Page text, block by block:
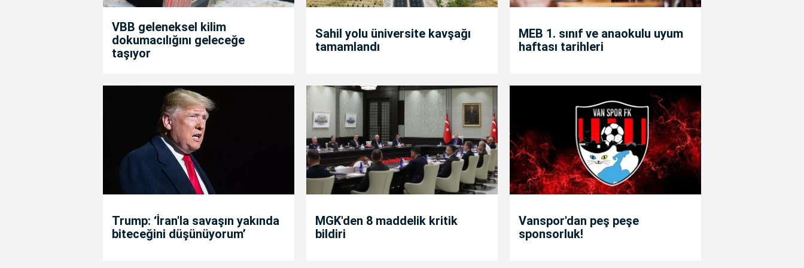
VBB geleneksel kilim
dokumacılığını geleceğe
taşıyor
Sahil yolu üniversite kavşağı
tamamlandı
MEB 1. sınıf ve anaokulu uyum
haftası tarihleri
Trump: ‘İran'la savaşın yakında
biteceğini düşünüyorum’
MGK'den 8 maddelik kritik
bildiri
Vanspor'dan peş peşe
sponsorluk!